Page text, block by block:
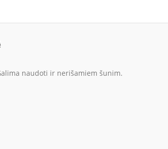
naudoti ir nerišamiem šunim.